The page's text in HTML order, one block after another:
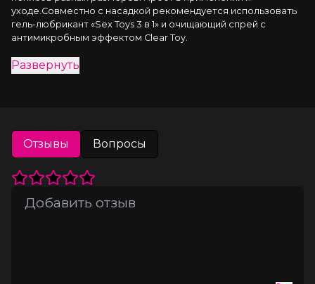
уходе.Совместно с насадкой рекомендуется использовать
гель-любрикант «Sex Toys 3 в 1» и очищающий спрей с
антимикробным эффектом Clear Toy.
Развернуть
Отзывы Вопросы